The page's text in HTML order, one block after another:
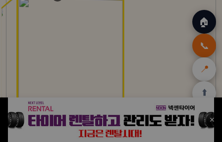
🏠
📞
📍
⬆️
🏠
홈
✈️
트립
🛡️
여행
보험
🛒
테무
🎁
쿠팡
✕